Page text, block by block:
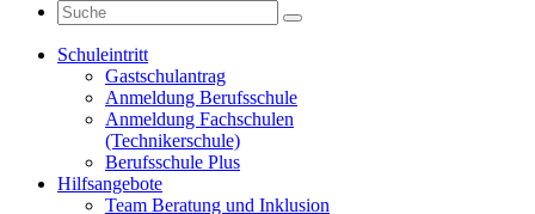
Schuleintritt
Gastschulantrag
Anmeldung Berufsschule
Anmeldung Fachschulen
(Technikerschule)
Berufsschule Plus
Hilfsangebote
Team Beratung und Inklusion